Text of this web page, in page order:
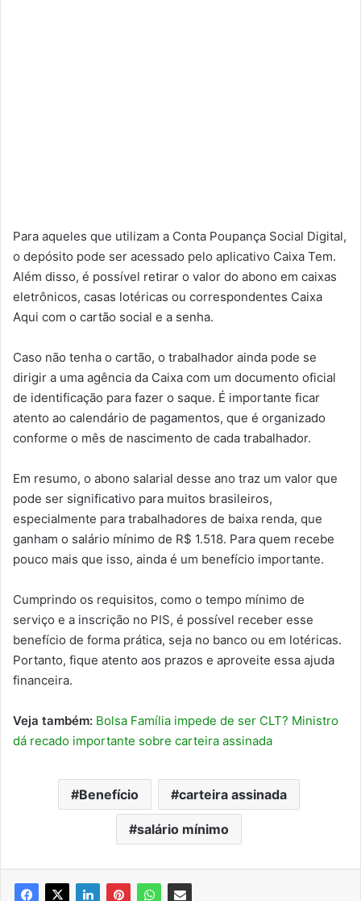
Para aqueles que utilizam a Conta Poupança Social Digital,
o depósito pode ser acessado pelo aplicativo Caixa Tem.
Além disso, é possível retirar o valor do abono em caixas
eletrônicos, casas lotéricas ou correspondentes Caixa
Aqui com o cartão social e a senha.
Caso não tenha o cartão, o trabalhador ainda pode se
dirigir a uma agência da Caixa com um documento oficial
de identificação para fazer o saque. É importante ficar
atento ao calendário de pagamentos, que é organizado
conforme o mês de nascimento de cada trabalhador.
Em resumo, o abono salarial desse ano traz um valor que
pode ser significativo para muitos brasileiros,
especialmente para trabalhadores de baixa renda, que
ganham o salário mínimo de R$ 1.518. Para quem recebe
pouco mais que isso, ainda é um benefício importante.
Cumprindo os requisitos, como o tempo mínimo de
serviço e a inscrição no PIS, é possível receber esse
benefício de forma prática, seja no banco ou em lotéricas.
Portanto, fique atento aos prazos e aproveite essa ajuda
financeira.
Veja também: Bolsa Família impede de ser CLT? Ministro
dá recado importante sobre carteira assinada
Benefício carteira assinada
salário mínimo